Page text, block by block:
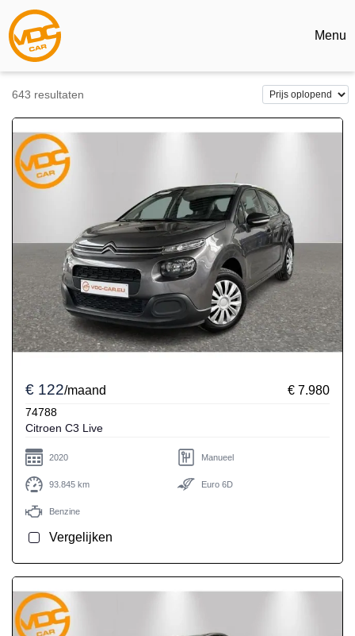
Menu
643 resultaten
€ 122/maand € 7.980
74788
Citroen C3 Live
2020 Manueel
93.845 km Euro 6D
Benzine
Vergelijken